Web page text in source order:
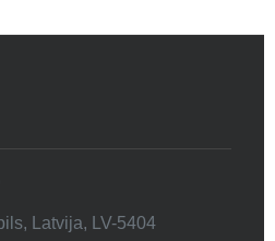
Latvija, LV-5404